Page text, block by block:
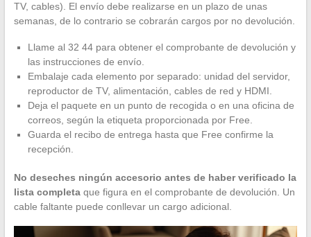
TV, cables). El envío debe realizarse en un plazo de unas
semanas, de lo contrario se cobrarán cargos por no devolución.
Llame al 32 44 para obtener el comprobante de devolución y
las instrucciones de envío.
Embalaje cada elemento por separado: unidad del servidor,
reproductor de TV, alimentación, cables de red y HDMI.
Deja el paquete en un punto de recogida o en una oficina de
correos, según la etiqueta proporcionada por Free.
Guarda el recibo de entrega hasta que Free confirme la
recepción.
No deseches ningún accesorio antes de haber verificado la
lista completaque figura en el comprobante de devolución. Un
cable faltante puede conllevar un cargo adicional.